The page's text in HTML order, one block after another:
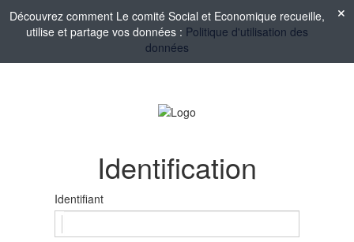
Découvrez comment Le comité Social et Economique recueille,
utilise et partage vos données : Politique d'utilisation des
données
Identification
Identifiant